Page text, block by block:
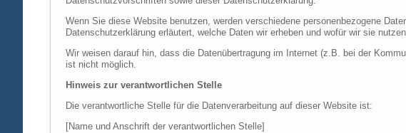
Wenn Sie diese Website benutzen, werden verschiedene personenbezogene
Datenschutzerklärung erläutert, welche Daten wir erheben und wofür wir sie
Wir weisen darauf hin, dass die Datenübertragung im Internet (z.B. bei der
ist nicht möglich.
Hinweis zur verantwortlichen Stelle
Die verantwortliche Stelle für die Datenverarbeitung auf dieser Website ist:
[Name und Anschrift der verantwortlichen Stelle]